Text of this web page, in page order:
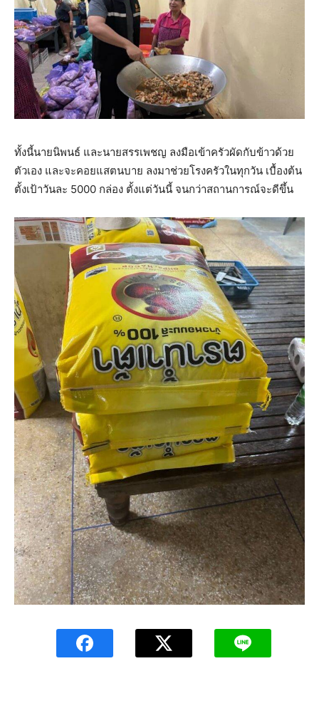
ทั้งนี้นายนิพนธ์ และนายสรรเพชญ ลงมือเข้าครัวผัดกับข้าวด้วย
ตัวเอง และจะคอยแสตนบาย ลงมาช่วยโรงครัวในทุกวัน เบื้องต้น
ตั้งเป้าวันละ 5000 กล่อง ตั้งแต่วันนี้ จนกว่าสถานการณ์จะดีขึ้น